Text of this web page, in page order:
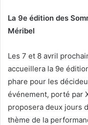
La 9e édition des
Méribel
Les 7 et 8 avril
accueillera la 9e
phare pour les
événement, porté par
proposera deux jours
thème de la